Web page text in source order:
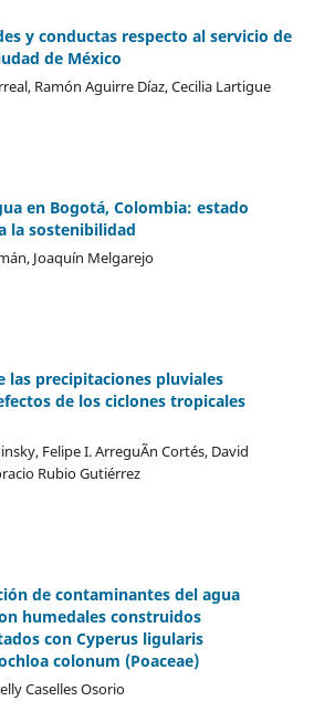
y conductas respecto al servicio de
de México
Ramón Aguirre Díaz, Cecilia Lartigue
en Bogotá, Colombia: estado
la sostenibilidad
Joaquín Melgarejo
las precipitaciones pluviales
de los ciclones tropicales
Felipe I. ArreguÃ­n Cortés, David
Rubio Gutiérrez
de contaminantes del agua
humedales construidos
con Cyperus ligularis
colonum (Poaceae)
Caselles Osorio